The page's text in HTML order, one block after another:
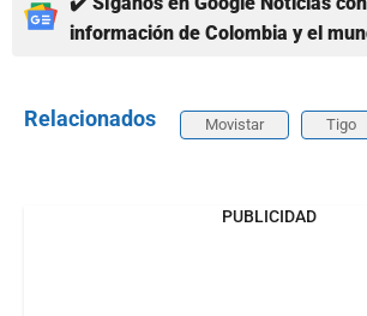
información de Colombia y el
Relacionados Movistar Tigo
PUBLICIDAD